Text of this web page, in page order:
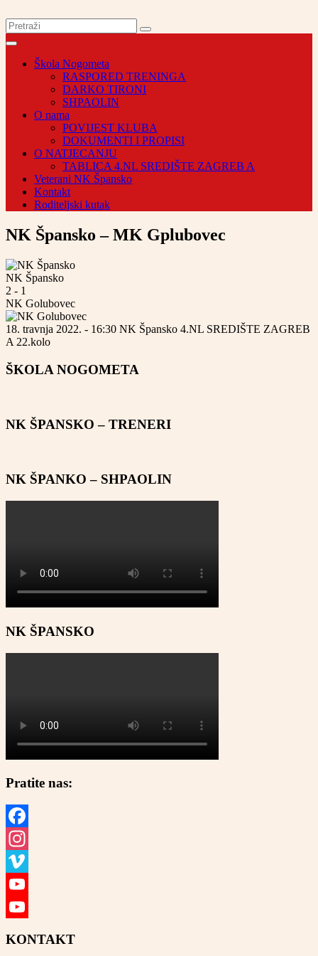
Škola Nogometa
RASPORED TRENINGA
DARKO TIRONI
SHPAOLIN
O nama
POVIJEST KLUBA
DOKUMENTI I PROPISI
O NATJECANJU
TABLICA 4.NL SREDIŠTE ZAGREB A
Veterani NK Špansko
Kontakt
Roditeljski kutak
NK Špansko – MK Gplubovec
NK Špansko
2 - 1
NK Golubovec
18. travnja 2022. - 16:30 NK Špansko 4.NL SREDIŠTE ZAGREB
A 22.kolo
ŠKOLA NOGOMETA
NK ŠPANSKO – TRENERI
NK ŠPANKO – SHPAOLIN
NK ŠPANSKO
Pratite nas:
Facebook
Instagram
Vimeo
YouTube
KONTAKT